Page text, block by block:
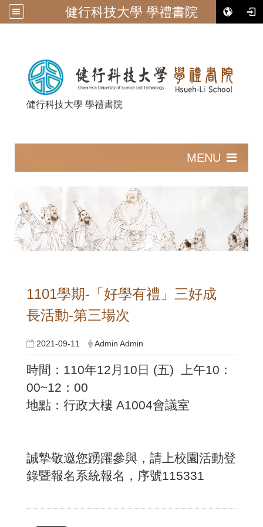
健行科技大學 學禮書院
健行科技大學 學禮書院
MENU
1101學期-「好學有禮」三好成
長活動-第三場次
2021-09-11 Admin Admin
時間：110年12月10日 (五) 上午10：
00~12：00
地點：行政大樓 A1004會議室
誠摯敬邀您踴躍參與，請上校園活動登
錄暨報名系統報名，序號115331